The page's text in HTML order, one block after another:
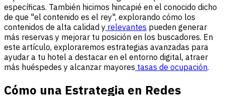
específicas. También hicimos hincapié en el conocido dicho
de que "el contenido es el rey", explorando cómo los
contenidos de alta calidad y relevantes pueden generar
más reservas y mejorar tu posición en los buscadores. En
este artículo, exploraremos estrategias avanzadas para
ayudar a tu hotel a destacar en el entorno digital, atraer
más huéspedes y alcanzar mayores tasas de ocupación.
Cómo una Estrategia en Redes